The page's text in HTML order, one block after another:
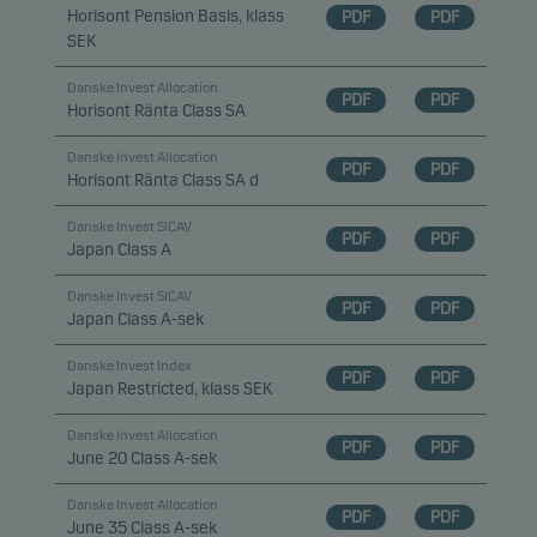
Horisont Pension Basis, klass
SEK
PDF PDF
Danske Invest Allocation
Horisont Ränta Class SA
PDF PDF
Danske Invest Allocation
Horisont Ränta Class SA d
PDF PDF
Danske Invest SICAV
Japan Class A
PDF PDF
Danske Invest SICAV
Japan Class A-sek
PDF PDF
Danske Invest Index
Japan Restricted, klass SEK
PDF PDF
Danske Invest Allocation
June 20 Class A-sek
PDF PDF
Danske Invest Allocation
June 35 Class A-sek
PDF PDF
Vi använder statistikcookies för att spåra beteendet
hos besökare på vår webbplats i aggregerad form.
Detta gör det möjligt för oss att mäta och optimera
webbplatsens effektivitet.
Marknadsföringscookies
Marknadsföringscookies gör det möjligt för oss att
identifiera dig (din enhet) och att profilera ditt
beteende så att vi kan tillhandahålla dig relevant
innehåll.